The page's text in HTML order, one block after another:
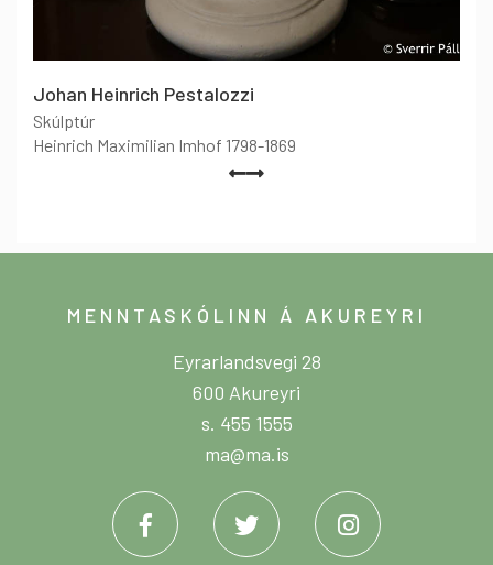
Johan Heinrich Pestalozzi
Skúlptúr
Heinrich Maximilian Imhof 1798-1869
MENNTASKÓLINN Á AKUREYRI
Eyrarlandsvegi 28
600 Akureyri
s. 455 1555
ma@ma.is